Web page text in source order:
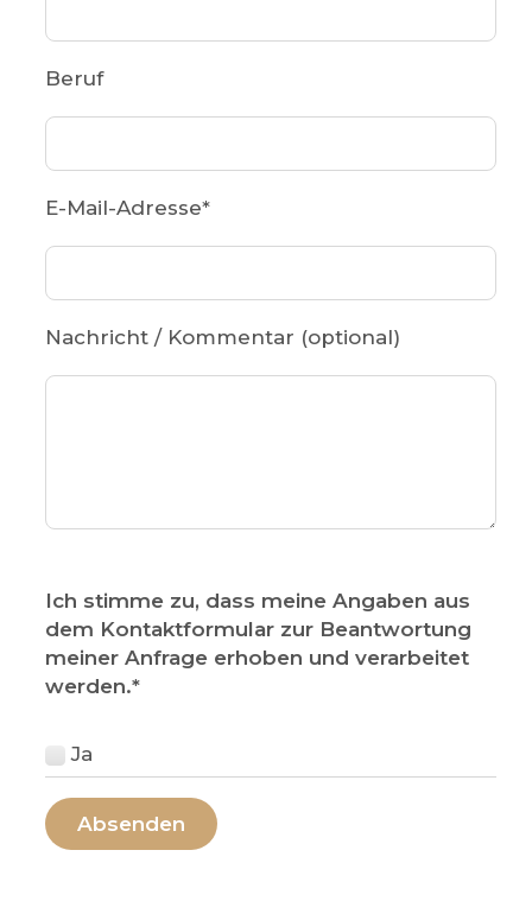
Beruf
E-Mail-Adresse*
Nachricht / Kommentar (optional)
Ich stimme zu, dass meine Angaben aus
dem Kontaktformular zur Beantwortung
meiner Anfrage erhoben und verarbeitet
werden.*
Ja